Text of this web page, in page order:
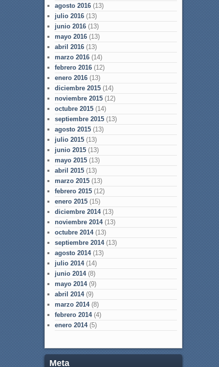
agosto 2016(13)
julio 2016(13)
junio 2016(13)
mayo 2016(13)
abril 2016(13)
marzo 2016(14)
febrero 2016(12)
enero 2016(13)
diciembre 2015(14)
noviembre 2015(12)
octubre 2015(14)
septiembre 2015(13)
agosto 2015(13)
julio 2015(13)
junio 2015(13)
mayo 2015(13)
abril 2015(13)
marzo 2015(13)
febrero 2015(12)
enero 2015(15)
diciembre 2014(13)
noviembre 2014(13)
octubre 2014(13)
septiembre 2014(13)
agosto 2014(13)
julio 2014(14)
junio 2014(8)
mayo 2014(9)
abril 2014(9)
marzo 2014(8)
febrero 2014(4)
enero 2014(5)
Meta